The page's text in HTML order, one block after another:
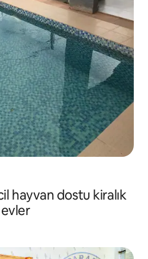
hayvan dostu kiralık
evler